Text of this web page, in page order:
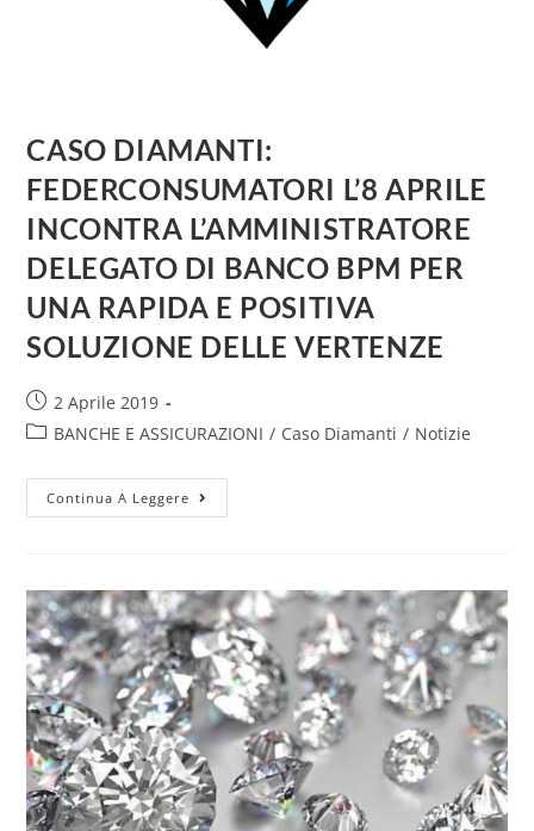
CASO DIAMANTI:
FEDERCONSUMATORI L’8 APRILE
INCONTRA L’AMMINISTRATORE
DELEGATO DI BANCO BPM PER
UNA RAPIDA E POSITIVA
SOLUZIONE DELLE VERTENZE
2 Aprile 2019
BANCHE E ASSICURAZIONI / Caso Diamanti / Notizie
Continua A Leggere